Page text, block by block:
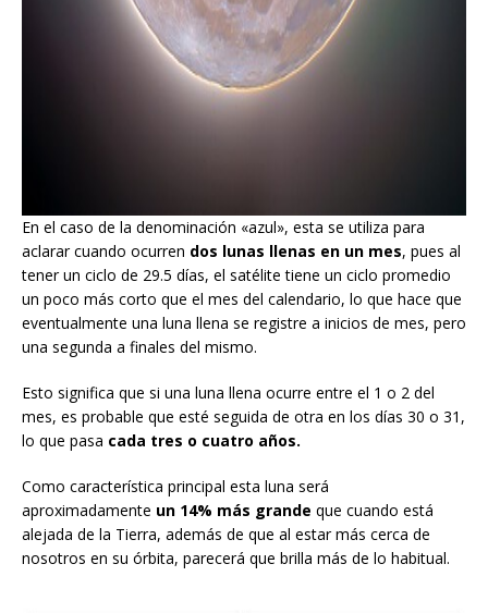
En el caso de la denominación «azul», esta se utiliza para
aclarar cuando ocurren dos lunas llenas en un mes, pues al
tener un ciclo de 29.5 días, el satélite tiene un ciclo promedio
un poco más corto que el mes del calendario, lo que hace que
eventualmente una luna llena se registre a inicios de mes, pero
una segunda a finales del mismo.
Esto significa que si una luna llena ocurre entre el 1 o 2 del
mes, es probable que esté seguida de otra en los días 30 o 31,
lo que pasa cada tres o cuatro años.
Como característica principal esta luna será
aproximadamente un 14% más grande que cuando está
alejada de la Tierra, además de que al estar más cerca de
nosotros en su órbita, parecerá que brilla más de lo habitual.